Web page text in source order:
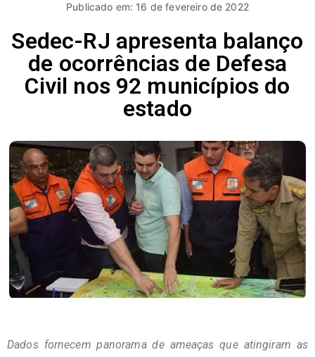
Publicado em: 16 de fevereiro de 2022
Sedec-RJ apresenta balanço
de ocorrências de Defesa
Civil nos 92 municípios do
estado
Dados fornecem panorama de ameaças que atingiram as